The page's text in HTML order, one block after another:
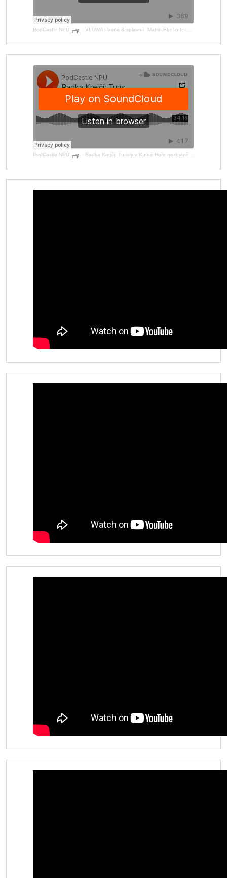
PodCastle NPÚ · VLTAVA slavná & splavná: Martin Ebel o technických a dopravních stavbách na Vltavě
PodCastle NPÚ · Radka Krejčí: Turisty v Kutné Hoře nezbytně potřebujeme, památky tím ale nesmí trpět